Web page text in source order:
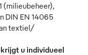
(milieubeheer),
DIN EN 14065
textiel/
u individueel